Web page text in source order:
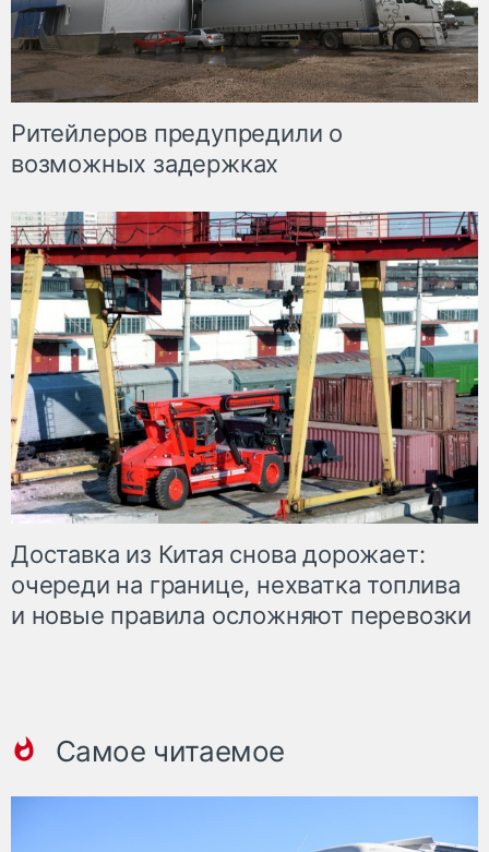
Ритейлеров предупредили о
возможных задержках
Доставка из Китая снова дорожает:
очереди на границе, нехватка топлива
и новые правила осложняют перевозки
Самое читаемое